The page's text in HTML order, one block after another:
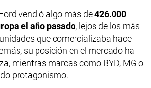
vendió algo más de426.000
el año pasado, lejos de los más
que comercializaba hace
su posición en el mercado ha
mientras marcas como BYD, MG o
protagonismo.